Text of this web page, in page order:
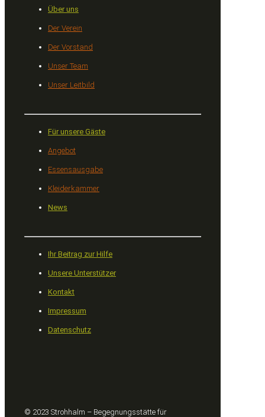
Über uns
Der Verein
Der Vorstand
Unser Team
Unser Leitbild
Für unsere Gäste
Angebot
Essensausgabe
Kleiderkammer
News
Ihr Beitrag zur Hilfe
Unsere Unterstützer
Kontakt
Impressum
Datenschutz
© 2023 Strohhalm – Begegnungsstätte für